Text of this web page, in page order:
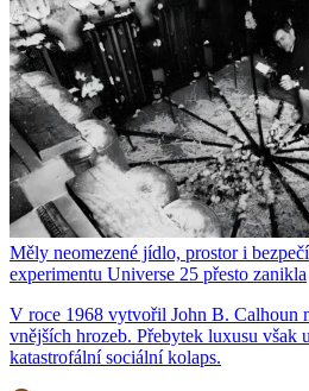
Měly neomezené jídlo, prostor i
experimentu Universe 25 přesto zanikla
V roce 1968 vytvořil John B. Calhoun
vnějších hrozeb. Přebytek luxusu však
katastrofální sociální kolaps.